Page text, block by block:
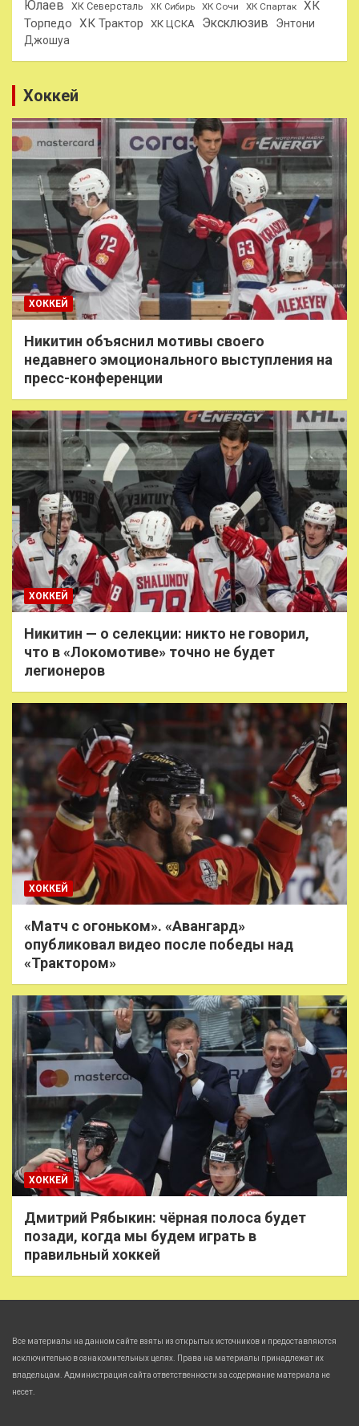
Юлаев
ХК Северсталь ХК Сибирь ХК Сочи ХК Спартак
ХК
Торпедо ХК Трактор ХК ЦСКА Эксклюзив
Энтони
Джошуа
Хоккей
ХОККЕЙ
Никитин объяснил мотивы своего
недавнего эмоционального выступления на
пресс-конференции
ХОККЕЙ
Никитин — о селекции: никто не говорил,
что в «Локомотиве» точно не будет
легионеров
ХОККЕЙ
«Матч с огоньком». «Авангард»
опубликовал видео после победы над
«Трактором»
ХОККЕЙ
Дмитрий Рябыкин: чёрная полоса будет
позади, когда мы будем играть в
правильный хоккей
Все материалы на данном сайте взяты из открытых источников и предоставляются
исключительно в ознакомительных целях. Права на материалы принадлежат их
владельцам. Администрация сайта ответственности за содержание материала не
несет.